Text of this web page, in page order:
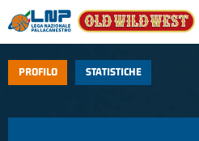
PROFILO STATISTICHE